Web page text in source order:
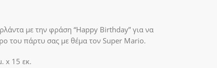
με την φράση “Happy Birthday” για να
του πάρτυ σας με θέμα τον Super Mario.
x 15 εκ.